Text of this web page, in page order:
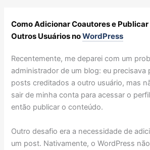
Como Adicionar Coautores e Publicar
Outros Usuários noWordPress
Recentemente, me deparei com um
administrador de um blog: eu precisava
posts creditados a outro usuário, mas
sair de minha conta para acessar o
então publicar o conteúdo.
Outro desafio era a necessidade de
um post. Nativamente, o WordPress